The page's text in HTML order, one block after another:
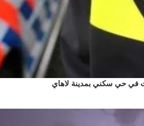
في حي سكني بمدينة لاهاي